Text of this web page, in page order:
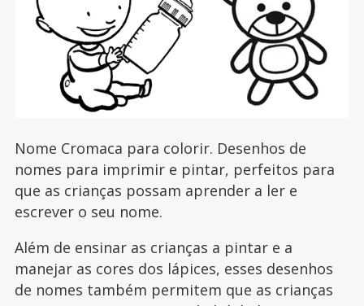
Nome Cromaca para colorir. Desenhos de
nomes para imprimir e pintar, perfeitos para
que as crianças possam aprender a ler e
escrever o seu nome.
Além de ensinar as crianças a pintar e a
manejar as cores dos lápices, esses desenhos
de nomes também permitem que as crianças